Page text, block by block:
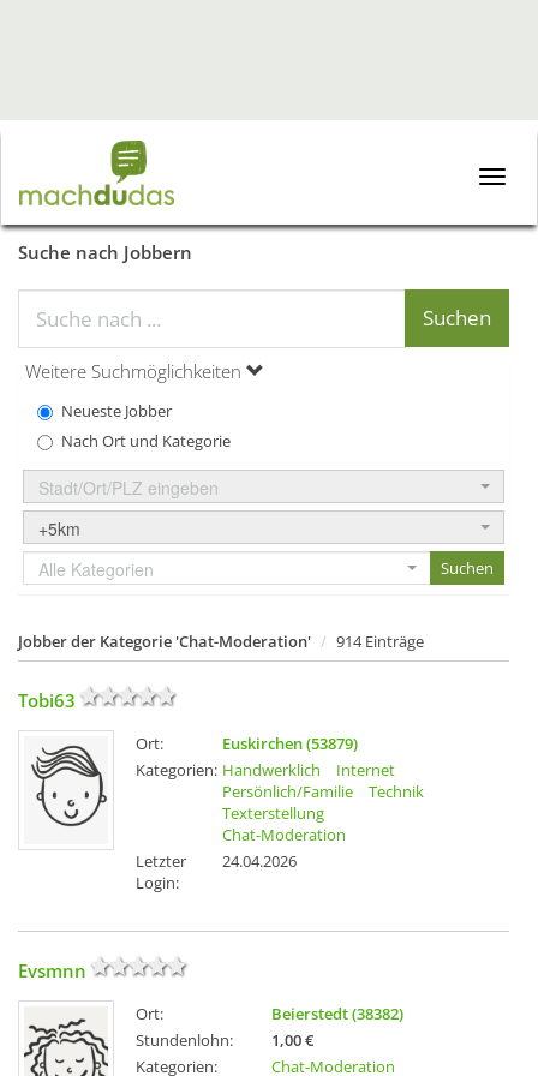
Toggle
Suche nach Jobbern
Weitere Suchmöglichkeiten
Neueste Jobber
Nach Ort und Kategorie
Stadt/Ort/PLZ eingeben
+5km
Alle Kategorien
Jobber der Kategorie 'Chat-Moderation' 914 Einträge
Tobi63
Ort:
Euskirchen (53879)
Kategorien: Handwerklich
Internet
Persönlich/Familie
Technik
Texterstellung
Chat-Moderation
Letzter
Login:
24.04.2026
Evsmnn
Ort:
Beierstedt (38382)
Stundenlohn:
1,00 €
Kategorien:
Chat-Moderation